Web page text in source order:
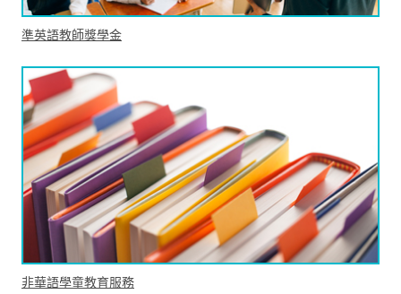
準英語教師獎學金
非華語學童教育服務